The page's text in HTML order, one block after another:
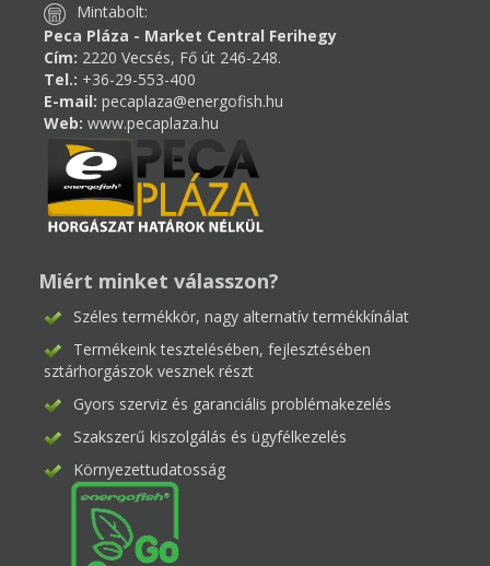
Mintabolt:
Peca Pláza - Market Central Ferihegy
Cím: 2220 Vecsés, Fő út 246-248.
Tel.: +36-29-553-400
E-mail: pecaplaza@energofish.hu
Web: www.pecaplaza.hu
Miért minket válasszon?
Széles termékkör, nagy alternatív termékkínálat
Termékeink tesztelésében, fejlesztésében
sztárhorgászok vesznek részt
Gyors szerviz és garanciális problémakezelés
Szakszerű kiszolgálás és ügyfélkezelés
Környezettudatosság